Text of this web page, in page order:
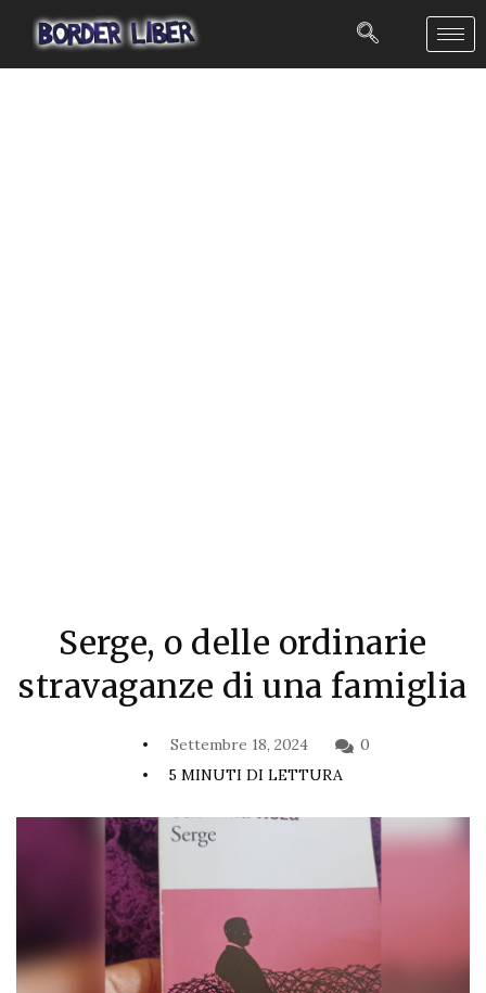
Serge, o delle ordinarie
stravaganze di una famiglia
Settembre 18, 2024
0
5 MINUTI DI LETTURA